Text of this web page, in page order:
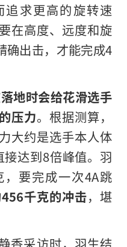
追求更高的旋转速
在高度、远度和旋
确出击，才能完成4
地时会给花滑选手
压力。根据测算，
大约是选手本人体
达到8倍峰值。羽
要完成一次4A跳
千克的冲击，堪